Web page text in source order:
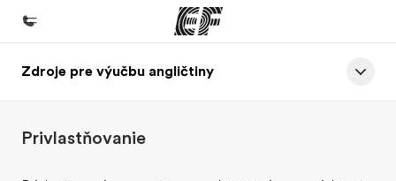
Domov
EF programy
Zdroje pre výučbu angličtiny
Privlastňovanie